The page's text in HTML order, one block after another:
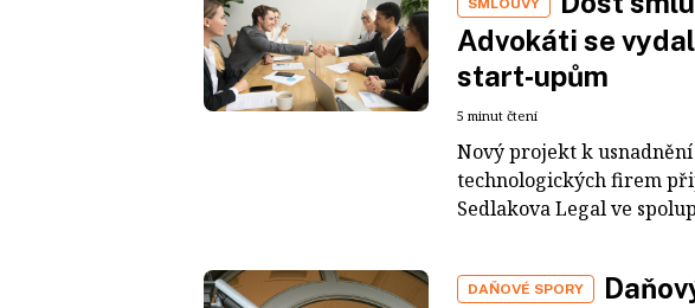
SMLOUVY
Advokáti se
start‑upům
5 minut čtení
Nový projekt k
technologických firem
Sedlakova Legal ve
DAŇOVÉ SPORY